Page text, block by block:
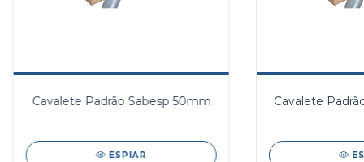
Cavalete Padrão Sabesp 50mm
ESPIAR
Cavalete